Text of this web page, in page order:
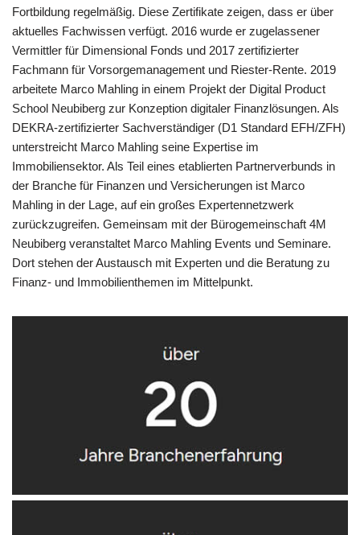
Fortbildung regelmäßig. Diese Zertifikate zeigen, dass er über
aktuelles Fachwissen verfügt. 2016 wurde er zugelassener
Vermittler für Dimensional Fonds und 2017 zertifizierter
Fachmann für Vorsorgemanagement und Riester-Rente. 2019
arbeitete Marco Mahling in einem Projekt der Digital Product
School Neubiberg zur Konzeption digitaler Finanzlösungen. Als
DEKRA-zertifizierter Sachverständiger (D1 Standard EFH/ZFH)
unterstreicht Marco Mahling seine Expertise im
Immobiliensektor. Als Teil eines etablierten Partnerverbunds in
der Branche für Finanzen und Versicherungen ist Marco
Mahling in der Lage, auf ein großes Expertennetzwerk
zurückzugreifen. Gemeinsam mit der Bürogemeinschaft 4M
Neubiberg veranstaltet Marco Mahling Events und Seminare.
Dort stehen der Austausch mit Experten und die Beratung zu
Finanz- und Immobilienthemen im Mittelpunkt.